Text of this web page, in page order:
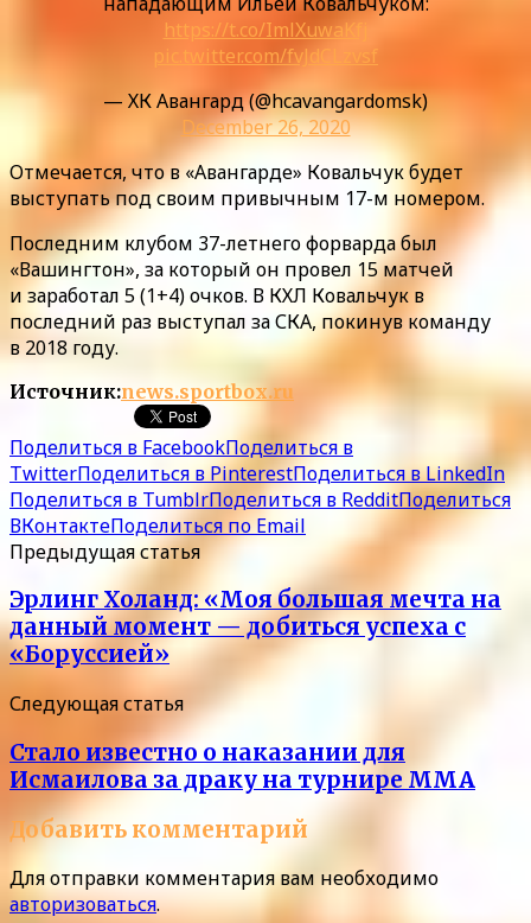
https://t.co/ImlXuwaKfj
pic.twitter.com/fvJdCLzvsf
— ХК Авангард (@hcavangardomsk)
December 26, 2020
Отмечается, что в «Авангарде» Ковальчук будет
выступать под своим привычным 17-м номером.
Последним клубом 37-летнего форварда был
«Вашингтон», за который он провел 15 матчей
и заработал 5 (1+4) очков. В КХЛ Ковальчук в
последний раз выступал за СКА, покинув команду
в 2018 году.
Источник:news.sportbox.ru
Поделиться в FacebookПоделиться в
TwitterПоделиться в PinterestПоделиться в LinkedIn
Поделиться в TumblrПоделиться в RedditПоделиться
ВКонтактеПоделиться по Email
Предыдущая статья
Эрлинг Холанд: «Моя большая мечта на
данный момент — добиться успеха с
«Боруссией»
Следующая статья
Стало известно о наказании для
Исмаилова за драку на турнире MMA
Добавить комментарий
Для отправки комментария вам необходимо
авторизоваться.